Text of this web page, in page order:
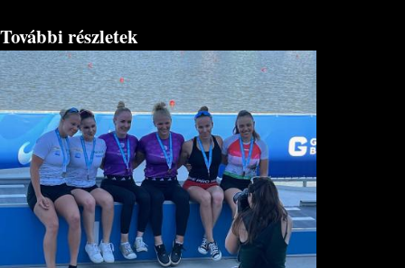
További részletek